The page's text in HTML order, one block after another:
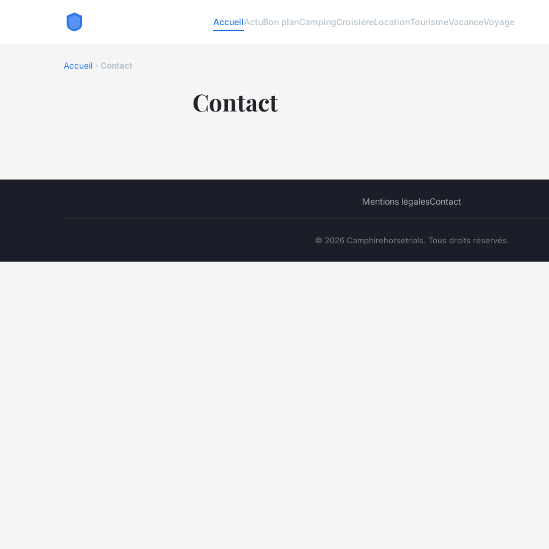
AccueilActuBon planCampingCroisièreLocationTourismeVacanceVoyage
Accueil › Contact
Contact
Mentions légalesContact
© 2026 Camphirehorsetrials. Tous droits réservés.